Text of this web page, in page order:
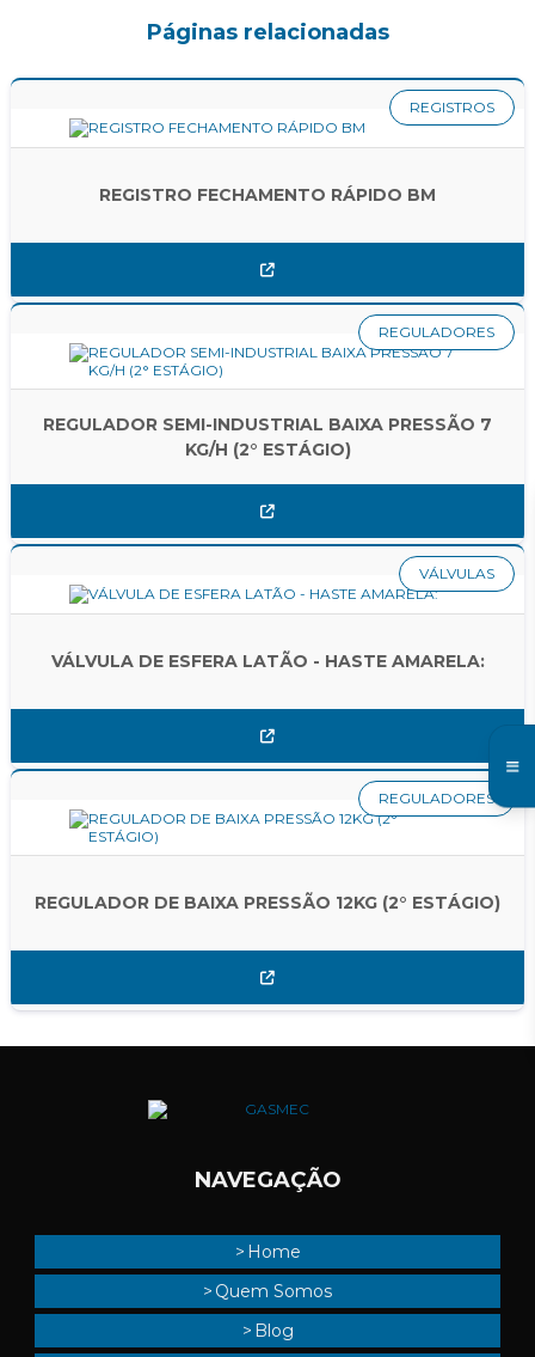
Páginas relacionadas
REGISTRO FECHAMENTO RÁPIDO BM
REGISTROS
REGULADOR SEMI-INDUSTRIAL BAIXA PRESSÃO 7
KG/H (2° ESTÁGIO)
REGULADORES
VÁLVULA DE ESFERA LATÃO - HASTE AMARELA:
VÁLVULAS
REGULADOR DE BAIXA PRESSÃO 12KG (2° ESTÁGIO)
REGULADORES
NAVEGAÇÃO
Home
Quem Somos
Blog